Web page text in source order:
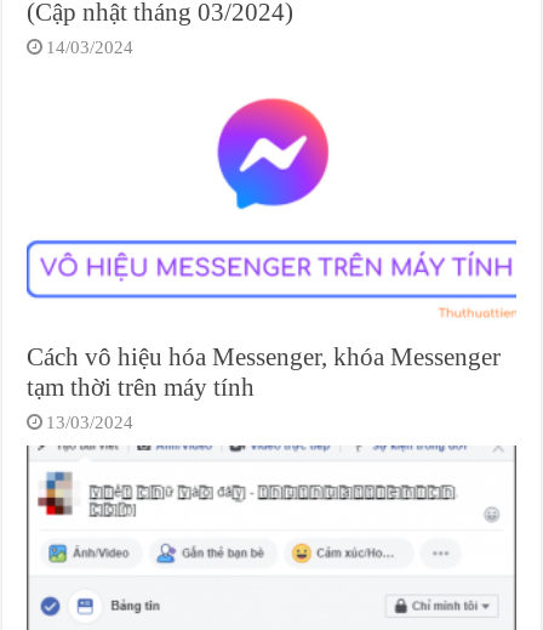
(Cập nhật tháng 03/2024)
14/03/2024
Cách vô hiệu hóa Messenger, khóa Messenger
tạm thời trên máy tính
13/03/2024